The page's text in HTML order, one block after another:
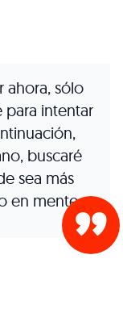
ahora, sólo
para intentar
buscaré
sea más
en mente.